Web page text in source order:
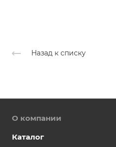
Назад к списку
О компании
Каталог